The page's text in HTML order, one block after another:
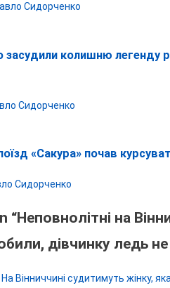
Сидорченко
засудили колишню легенду
Сидорченко
«Сакура» почав
Сидорченко
“Неповнолітні на
дівчинку ледь не
На Вінниччині судитимуть жінку,